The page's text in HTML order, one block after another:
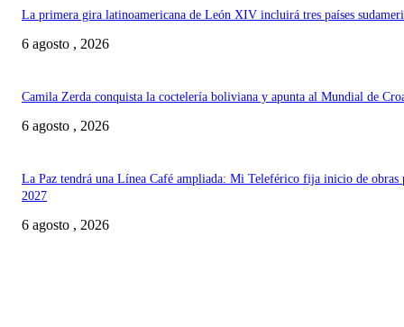
La primera gira latinoamericana de León XIV incluirá tres países
6 agosto , 2026
Camila Zerda conquista la coctelería boliviana y apunta al Mundial de
6 agosto , 2026
La Paz tendrá una Línea Café ampliada: Mi Teleférico fija inicio de obras
2027
6 agosto , 2026